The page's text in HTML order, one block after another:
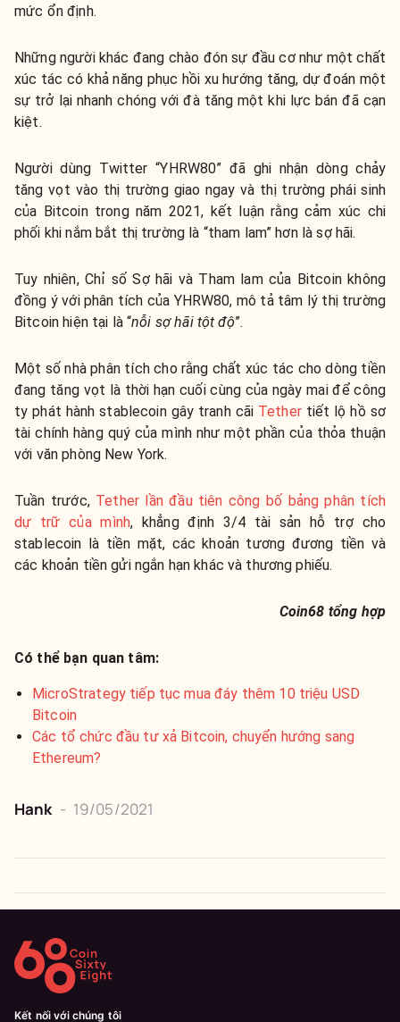
mức ổn định.
Những người khác đang chào đón sự đầu cơ như một chất
xúc tác có khả năng phục hồi xu hướng tăng, dự đoán một
sự trở lại nhanh chóng với đà tăng một khi lực bán đã cạn
kiệt.
Người dùng Twitter “YHRW80” đã ghi nhận dòng chảy
tăng vọt vào thị trường giao ngay và thị trường phái sinh
của Bitcoin trong năm 2021, kết luận rằng cảm xúc chi
phối khi nắm bắt thị trường là “tham lam” hơn là sợ hãi.
Tuy nhiên, Chỉ số Sợ hãi và Tham lam của Bitcoin không
đồng ý với phân tích của YHRW80, mô tả tâm lý thị trường
Bitcoin hiện tại là “nỗi sợ hãi tột độ”.
Một số nhà phân tích cho rằng chất xúc tác cho dòng tiền
đang tăng vọt là thời hạn cuối cùng của ngày mai để công
ty phát hành stablecoin gây tranh cãi Tethertiết lộ hồ sơ
tài chính hàng quý của mình như một phần của thỏa thuận
với văn phòng New York.
Tuần trước, Tether lần đầu tiên công bố bảng phân tích
dự trữ của mình, khẳng định 3/4 tài sản hỗ trợ cho
stablecoin là tiền mặt, các khoản tương đương tiền và
các khoản tiền gửi ngắn hạn khác và thương phiếu.
Coin68 tổng hợp
Có thể bạn quan tâm:
MicroStrategy tiếp tục mua đáy thêm 10 triệu USD
Bitcoin
Các tổ chức đầu tư xả Bitcoin, chuyển hướng sang
Ethereum?
Hank - 19/05/2021
Kết nối với chúng tôi